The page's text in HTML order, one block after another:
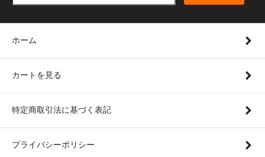
ホーム
カートを見る
特定商取引法に基づく表記
プライバシーポリシー